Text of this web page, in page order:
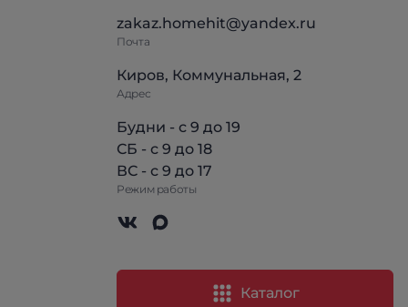
zakaz.homehit@yandex.ru
Почта
Киров, Коммунальная, 2
Адрес
Будни - с 9 до 19
СБ - с 9 до 18
ВС - с 9 до 17
Режим работы
Каталог